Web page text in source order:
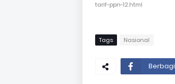
tarif-ppn-12.html
Tags Nasional
Berbagi